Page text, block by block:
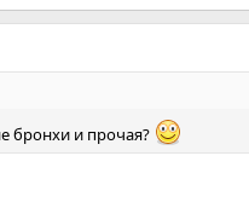
бронхи и прочая?